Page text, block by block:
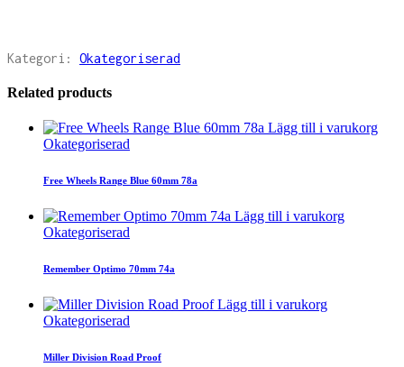
Kategori: Okategoriserad
Related products
Lägg till i varukorg
Okategoriserad
Free Wheels Range Blue 60mm 78a
Lägg till i varukorg
Okategoriserad
Remember Optimo 70mm 74a
Lägg till i varukorg
Okategoriserad
Miller Division Road Proof